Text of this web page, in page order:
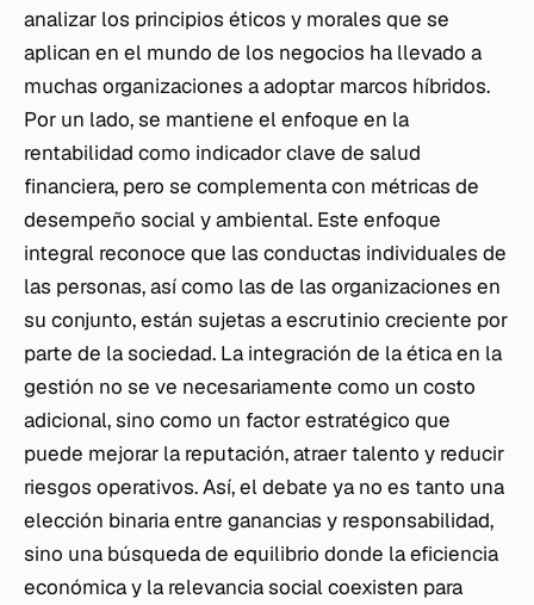
analizar los principios éticos y morales que se
aplican en el mundo de los negocios ha llevado a
muchas organizaciones a adoptar marcos híbridos.
Por un lado, se mantiene el enfoque en la
rentabilidad como indicador clave de salud
financiera, pero se complementa con métricas de
desempeño social y ambiental. Este enfoque
integral reconoce que las conductas individuales de
las personas, así como las de las organizaciones en
su conjunto, están sujetas a escrutinio creciente por
parte de la sociedad. La integración de la ética en la
gestión no se ve necesariamente como un costo
adicional, sino como un factor estratégico que
puede mejorar la reputación, atraer talento y reducir
riesgos operativos. Así, el debate ya no es tanto una
elección binaria entre ganancias y responsabilidad,
sino una búsqueda de equilibrio donde la eficiencia
económica y la relevancia social coexisten para